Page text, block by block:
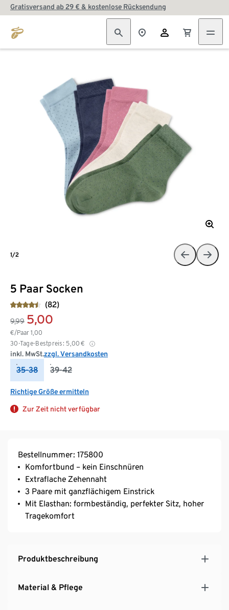
Gratisversand ab 29 € & kostenlose Rücksendung
5 Paar Socken
(82)
9,99 5,00
€/Paar 1,00
30-Tage-Bestpreis: 5,00 €
inkl. MwSt.zzgl. Versandkosten
35-38 39-42
Richtige Größe ermitteln
Zur Zeit nicht verfügbar
1/2
Bestellnummer: 175800
Komfortbund – kein Einschnüren
Extraflache Zehennaht
3 Paare mit ganzflächigem Einstrick
Mit Elasthan: formbeständig, perfekter Sitz, hoher
Tragekomfort
Produktbeschreibung
Material & Pflege